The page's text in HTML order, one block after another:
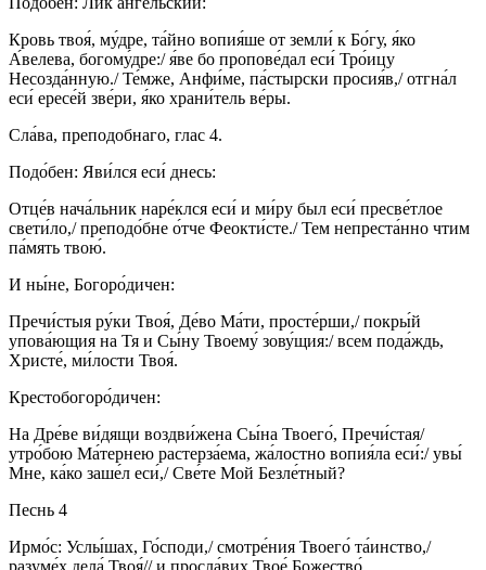
Кровь твоя́, му́дре, та́йно вопия́ше от земли́ к Бо́гу, я́ко
А́велева, богому́дре:/ я́ве бо пропове́дал еси́ Тро́ицу
Несозда́нную./ Те́мже, Анфи́ме, па́стырски просия́в,/ отгна́л
еси́ ересе́й зве́ри, я́ко храни́тель ве́ры.
Сла́ва, преподобнаго, глас 4.
Подо́бен: Яви́лся еси́ днесь:
Отце́в нача́льник наре́клся еси́ и ми́ру был еси́ пресве́тлое
свети́ло,/ преподо́бне о́тче Феокти́сте./ Тем непреста́нно чтим
па́мять твою́.
И ны́не, Богоро́дичен:
Пречи́стыя ру́ки Твоя́, Де́во Ма́ти, просте́рши,/ покры́й
упова́ющия на Тя и Сы́ну Твоему́ зову́щия:/ всем пода́ждь,
Христе́, ми́лости Твоя́.
Крестобогоро́дичен:
На Дре́ве ви́дящи воздви́жена Сы́на Твоего́, Пречи́стая/
утро́бою Ма́тернею растерза́ема, жа́лостно вопия́ла еси́:/ увы́
Мне, ка́ко заше́л еси́,/ Све́те Мой Безле́тный?
Песнь 4
Ирмо́с: Услы́шах, Го́споди,/ смотре́ния Твоего́ та́инство,/
разуме́х дела́ Твоя́// и просла́вих Твое́ Божество́.